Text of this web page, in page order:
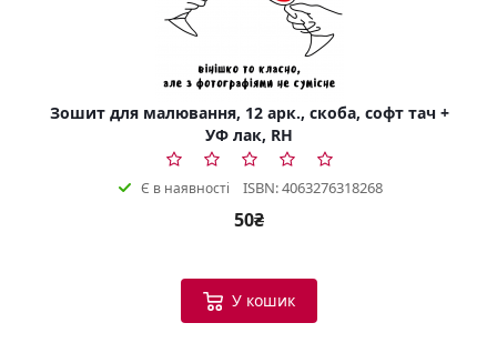
Зошит для малювання, 12 арк., скоба, софт тач +
УФ лак, RH
Є в наявності ISBN: 4063276318268
50₴
У кошик